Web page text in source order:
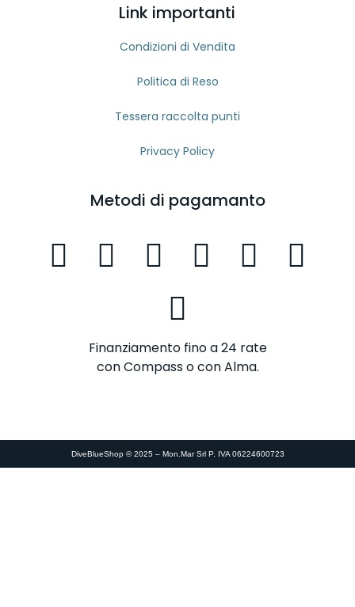
Link importanti
Condizioni di Vendita
Politica di Reso
Tessera raccolta punti
Privacy Policy
Metodi di pagamanto
Finanziamento fino a 24 rate
con Compass o con Alma.
DiveBlueShop © 2025 – Mon.Mar Srl P. IVA 06224600723